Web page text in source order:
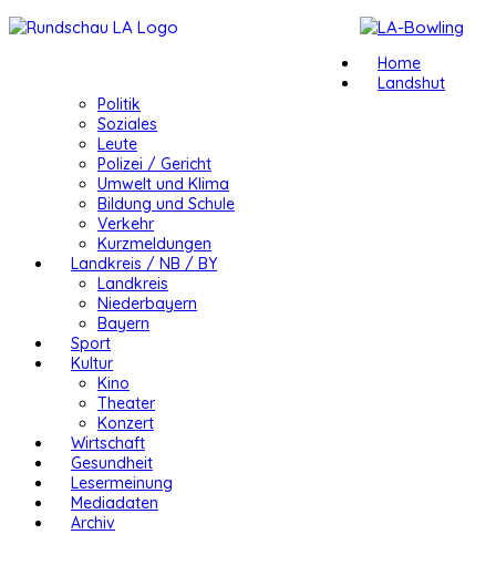
Home
Landshut
Politik
Soziales
Leute
Polizei / Gericht
Umwelt und Klima
Bildung und Schule
Verkehr
Kurzmeldungen
Landkreis / NB / BY
Landkreis
Niederbayern
Bayern
Sport
Kultur
Kino
Theater
Konzert
Wirtschaft
Gesundheit
Lesermeinung
Mediadaten
Archiv